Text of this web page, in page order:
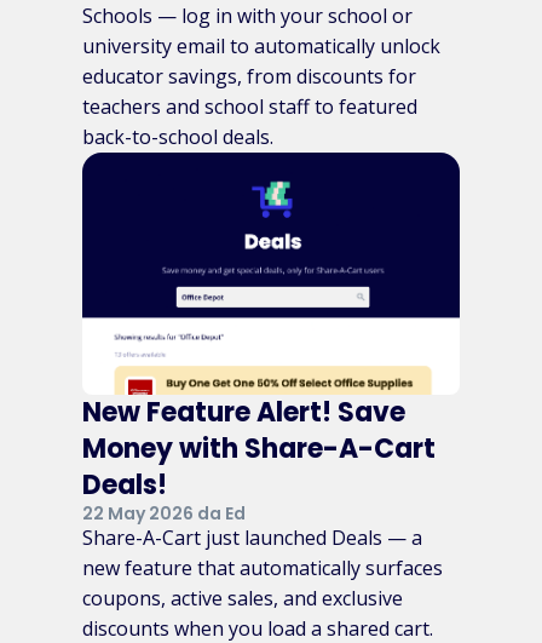
Schools — log in with your school or
university email to automatically unlock
educator savings, from discounts for
teachers and school staff to featured
back-to-school deals.
New Feature Alert! Save
Money with Share-A-Cart
Deals!
22 May 2026 da Ed
Share-A-Cart just launched Deals — a
new feature that automatically surfaces
coupons, active sales, and exclusive
discounts when you load a shared cart.